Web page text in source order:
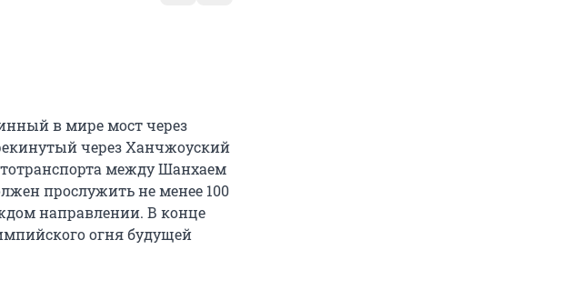
в мире мост через
через Ханчжоуский
между Шанхаем
прослужить не менее 100
направлении. В конце
огня будущей